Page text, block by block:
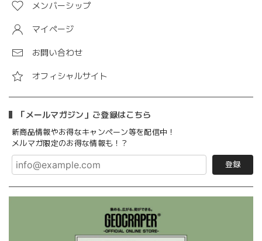
メンバーシップ
マイページ
お問い合わせ
オフィシャルサイト
「メールマガジン」ご登録はこちら
新商品情報やお得なキャンペーン等を配信中！
メルマガ限定のお得な情報も！？
登録